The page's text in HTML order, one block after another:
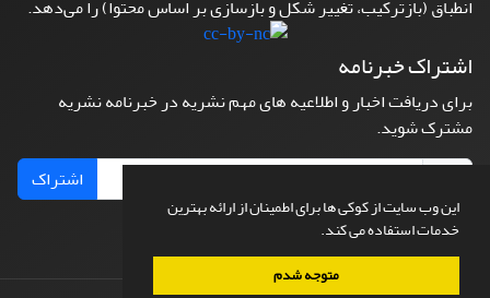
این وب سایت از کوکی ها برای اطمینان از ارائه بهترین
خدمات استفاده می کند.
متوجه شدم
انطباق (بازترکیب، تغییر شکل و بازسازی بر اساس محتوا) را می‌دهد.
اشتراک خبرنامه
برای دریافت اخبار و اطلاعیه های مهم نشریه در خبرنامه نشریه
مشترک شوید.
اشتراک